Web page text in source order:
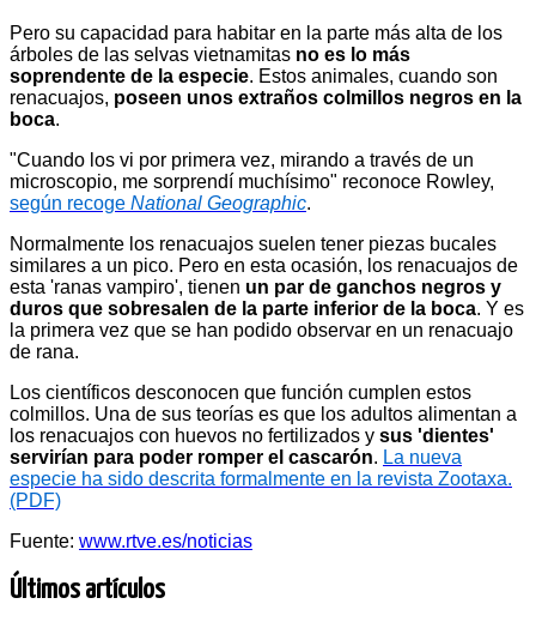
Pero su capacidad para habitar en la parte más alta de los
árboles de las selvas vietnamitas no es lo más
soprendente de la especie. Estos animales, cuando son
renacuajos, poseen unos extraños colmillos negros en la
boca.
"Cuando los vi por primera vez, mirando a través de un
microscopio, me sorprendí muchísimo" reconoce Rowley,
según recoge National Geographic.
Normalmente los renacuajos suelen tener piezas bucales
similares a un pico. Pero en esta ocasión, los renacuajos de
esta 'ranas vampiro', tienen un par de ganchos negros y
duros que sobresalen de la parte inferior de la boca. Y es
la primera vez que se han podido observar en un renacuajo
de rana.
Los científicos desconocen que función cumplen estos
colmillos. Una de sus teorías es que los adultos alimentan a
los renacuajos con huevos no fertilizados y sus 'dientes'
servirían para poder romper el cascarón. La nueva
especie ha sido descrita formalmente en la revista Zootaxa.
(PDF)
Fuente: www.rtve.es/noticias
Últimos artículos